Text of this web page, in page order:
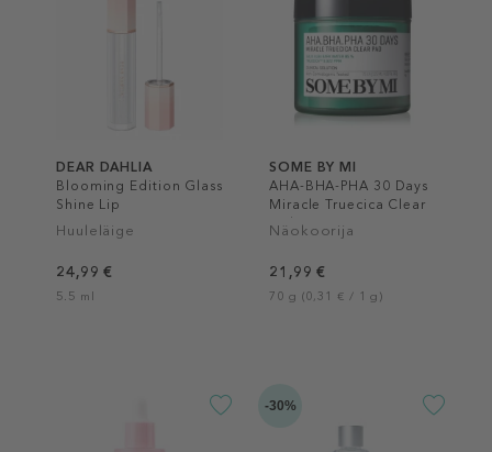
DEAR DAHLIA
Blooming Edition Glass
Shine Lip
Huuleläige
24,99 €
5.5 ml
SOME BY MI
AHA-BHA-PHA 30 Days
Miracle Truecica Clear
Pad
Näokoorija
21,99 €
70 g (0,31 € / 1 g)
-30%